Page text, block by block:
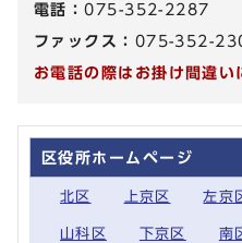
電話：075-352-2287
ファックス： 075-352-
お電話の際はお掛け間違い
区役所ホームページ
北区 上京区 左京
山科区 下京区 南